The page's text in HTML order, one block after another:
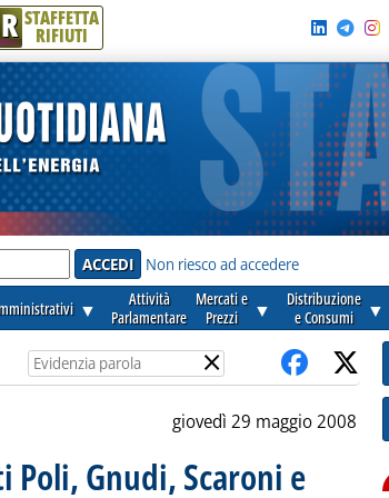
R STAFFETTA
RIFIUTI
Non riesco ad accedere
▼
Attività
Parlamentare
Mercati e
Prezzi
▼
Distribuzione
e Consumi
▼
×
giovedì 29 maggio 2008
Poli, Gnudi, Scaroni e